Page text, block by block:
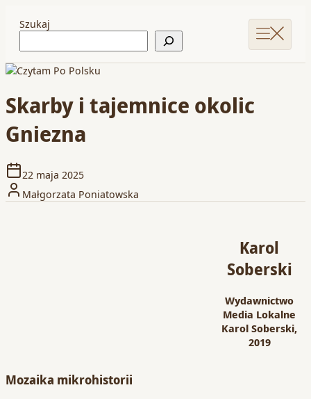
Szukaj
Skarby i tajemnice okolic
Gniezna
22 maja 2025
Małgorzata Poniatowska
Karol
Soberski
Wydawnictwo
Media Lokalne
Karol Soberski,
2019
Mozaika mikrohistorii